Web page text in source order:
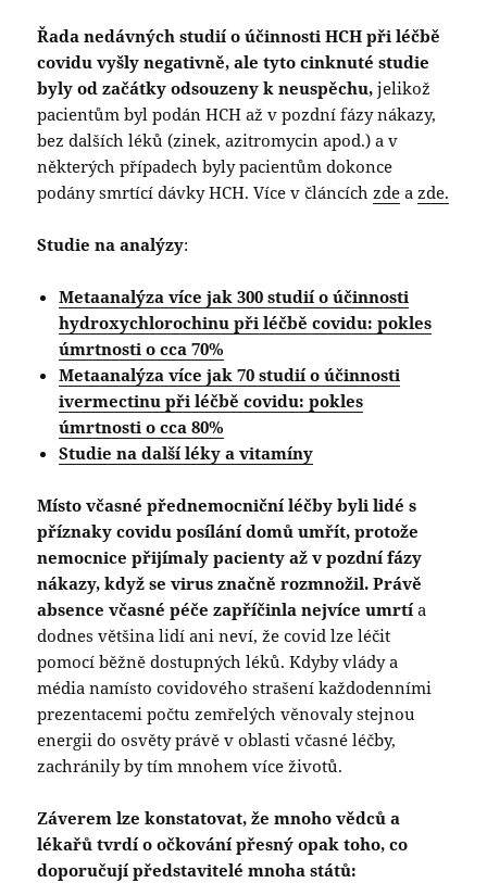
Řada nedávných studií o účinnosti HCH při léčbě
covidu vyšly negativně, ale tyto cinknuté studie
byly od začátky odsouzeny k neuspěchu, jelikož
pacientům byl podán HCH až v pozdní fázy nákazy,
bez dalších léků (zinek, azitromycin apod.) a v
některých případech byly pacientům dokonce
podány smrtící dávky HCH. Více v článcíchzde azde.
Studie na analýzy:
Metaanalýza více jak 300 studií o účinnosti
hydroxychlorochinu při léčbě covidu: pokles
úmrtnosti o cca 70%
Metaanalýza více jak 70 studií o účinnosti
ivermectinu při léčbě covidu: pokles
úmrtnosti o cca 80%
Studie na další léky a vitamíny
Místo včasné přednemocniční léčby byli lidé s
příznaky covidu posílání domů umřít, protože
nemocnice přijímaly pacienty až v pozdní fázy
nákazy, když se virus značně rozmnožil. Právě
absence včasné péče zapříčinla nejvíce umrtía
dodnes většina lidí ani neví, že covid lze léčit
pomocí běžně dostupných léků. Kdyby vlády a
média namísto covidového strašení každodenními
prezentacemi počtu zemřelých věnovaly stejnou
energii do osvěty právě v oblasti včasné léčby,
zachránily by tím mnohem více životů.
Záverem lze konstatovat, že mnoho vědců a
lékařů tvrdí o očkování přesný opak toho, co
doporučují představitelé mnoha států: